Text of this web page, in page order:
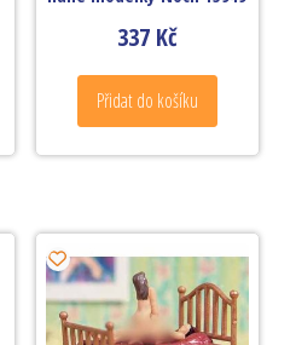
337 Kč
Přidat do košíku